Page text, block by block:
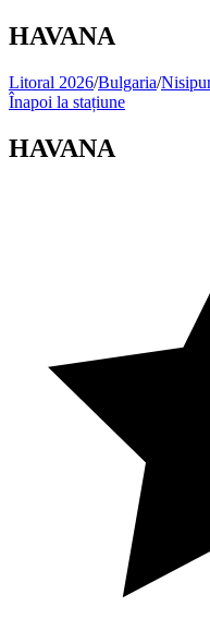
HAVANA
Litoral 2026/Bulgaria/
Înapoi la stațiune
HAVANA